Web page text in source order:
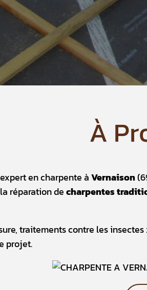
À
en charpente àVernaison
réparation decharpentes
traitements contre les
projet.